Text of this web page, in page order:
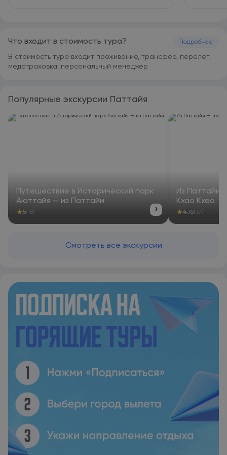
Что входит в стоимость тура? Подробнее
В стоимость тура входит проживание, трансфер, перелет,
медстраховка, персональный менеджер
Популярные экскурсии Паттайя
Путешествие в Исторический парк
Аюттайя — из Паттайи
★5 (18) ›
Из Паттайи
Кхао Кхео
★4.76 (37)
Смотреть все экскурсии